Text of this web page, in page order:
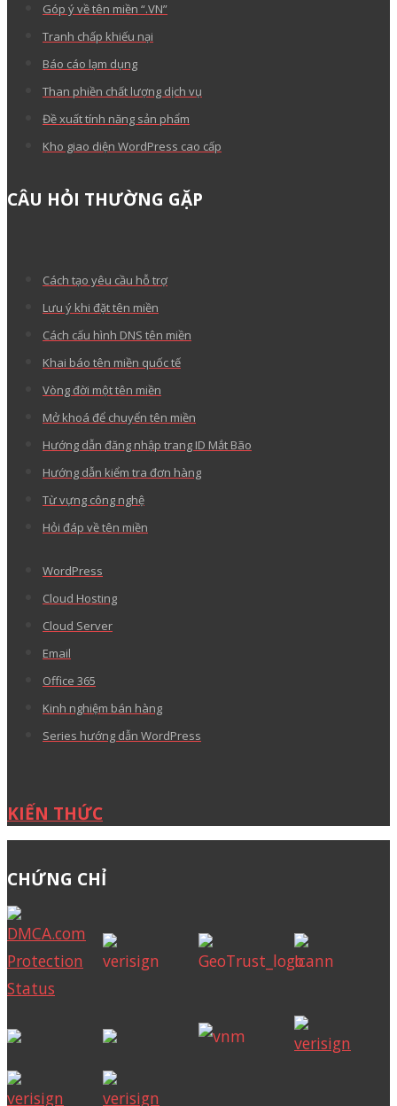
Góp ý về tên miền “.VN”
Tranh chấp khiếu nại
Báo cáo lạm dụng
Than phiền chất lượng dịch vụ
Đề xuất tính năng sản phẩm
Kho giao diện WordPress cao cấp
CÂU HỎI THƯỜNG GẶP
Cách tạo yêu cầu hỗ trợ
Lưu ý khi đặt tên miền
Cách cấu hình DNS tên miền
Khai báo tên miền quốc tế
Vòng đời một tên miền
Mở khoá để chuyển tên miền
Hướng dẫn đăng nhập trang ID Mắt Bão
Hướng dẫn kiểm tra đơn hàng
Từ vựng công nghệ
Hỏi đáp về tên miền
WordPress
Cloud Hosting
Cloud Server
Email
Office 365
Kinh nghiệm bán hàng
Series hướng dẫn WordPress
KIẾN THỨC
CHỨNG CHỈ